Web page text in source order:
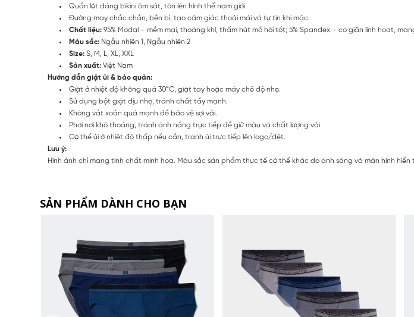
Quần lót dáng bikini ôm sát, tôn lên hình thể nam giới.
Đường may chắc chắn, bền bỉ, tạo cảm giác thoải mái và tự tin khi mặc.
Chất liệu: 95% Modal – mềm mại, thoáng khí, thấm hút mồ hôi tốt; 5% Spandex – co giãn linh hoạt,
Màu sắc: Ngẫu nhiên 1, Ngẫu nhiên 2
Size: S, M, L, XL, XXL
Sản xuất: Việt Nam
Hướng dẫn giặt ủi & bảo quản:
Giặt ở nhiệt độ không quá 30°C, giặt tay hoặc máy chế độ nhẹ.
Sử dụng bột giặt dịu nhẹ, tránh chất tẩy mạnh.
Không vắt xoắn quá mạnh để bảo vệ sợi vải.
Phơi nơi khô thoáng, tránh ánh nắng trực tiếp để giữ màu và chất lượng vải.
Có thể ủi ở nhiệt độ thấp nếu cần, tránh ủi trực tiếp lên logo/dệt.
Lưu ý:
Hình ảnh chỉ mang tính chất minh họa. Màu sắc sản phẩm thực tế có thể khác do ánh sáng và màn hình hiển
SẢN PHẨM DÀNH CHO BẠN